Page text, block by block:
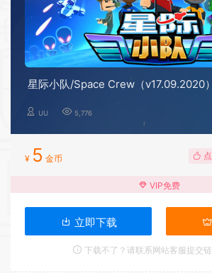
星际小队/Space Crew（v17.09.2020）
UU 5,776
¥ 5 金币
VIP免费
立即下载
下载不了？请联系网站客服提交链